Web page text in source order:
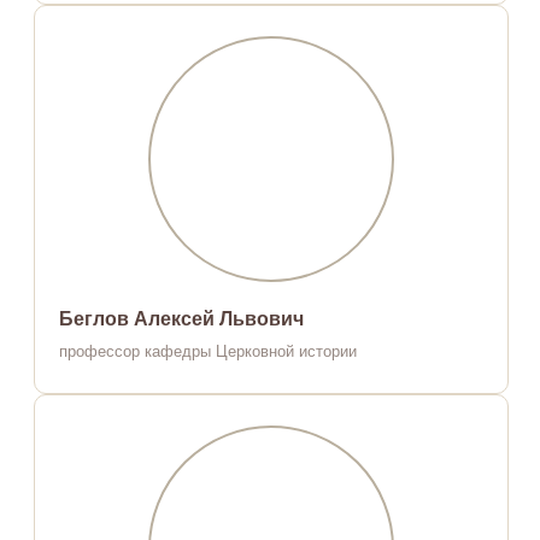
Беглов Алексей Львович
профессор кафедры Церковной истории